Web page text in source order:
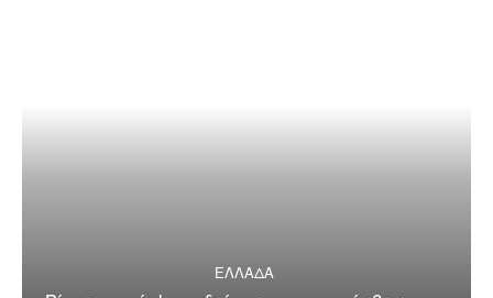
ΕΛΛΑΔΑ